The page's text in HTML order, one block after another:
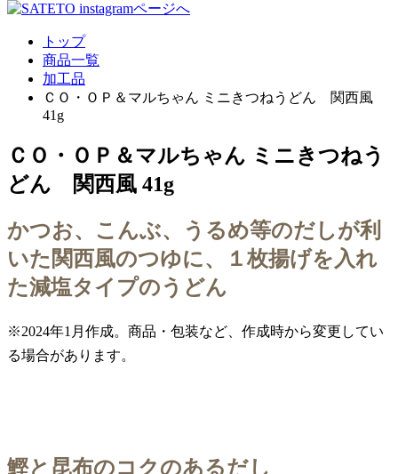
トップ
商品一覧
加工品
ＣＯ・ＯＰ＆マルちゃん ミニきつねうどん 関西風
41g
ＣＯ・ＯＰ＆マルちゃん ミニきつねう
どん 関西風 41g
かつお、こんぶ、うるめ等のだしが利
いた関西風のつゆに、１枚揚げを入れ
た減塩タイプのうどん
※2024年1月作成。商品・包装など、作成時から変更してい
る場合があります。
鰹と昆布のコクのあるだし